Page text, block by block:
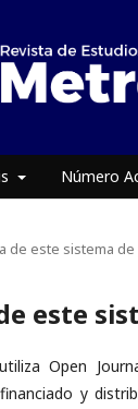
Número
de este sistema
este
Open
y